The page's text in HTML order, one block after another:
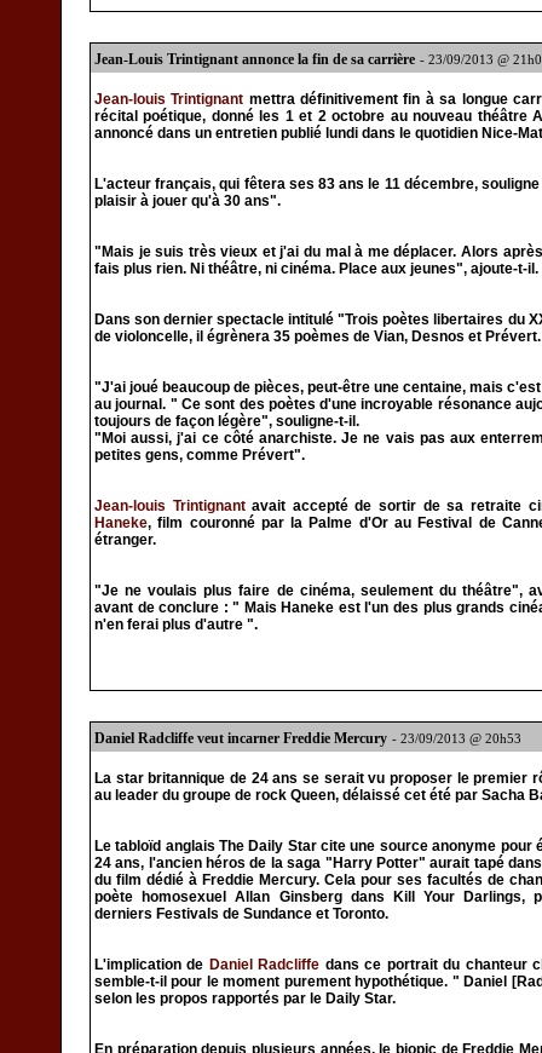
Jean-Louis Trintignant annonce la fin de sa carrière - 23/09/2013 @
Jean-louis Trintignant mettra définitivement fin à sa longue
récital poétique, donné les 1 et 2 octobre au nouveau théâtre
annoncé dans un entretien publié lundi dans le quotidien Nice-
L'acteur français, qui fêtera ses 83 ans le 11 décembre,
plaisir à jouer qu'à 30 ans".
"Mais je suis très vieux et j'ai du mal à me déplacer. Alors
fais plus rien. Ni théâtre, ni cinéma. Place aux jeunes", ajoute-t-il.
Dans son dernier spectacle intitulé "Trois poètes libertaires du
de violoncelle, il égrènera 35 poèmes de Vian, Desnos et Prévert.
"J'ai joué beaucoup de pièces, peut-être une centaine, mais
au journal. " Ce sont des poètes d'une incroyable résonance
toujours de façon légère", souligne-t-il.
"Moi aussi, j'ai ce côté anarchiste. Je ne vais pas aux
petites gens, comme Prévert".
Jean-louis Trintignantavait accepté de sortir de sa retraite
Haneke, film couronné par la Palme d'Or au Festival de
étranger.
"Je ne voulais plus faire de cinéma, seulement du théâtre",
avant de conclure : " Mais Haneke est l'un des plus grands
n'en ferai plus d'autre ".
Daniel Radcliffe veut incarner Freddie Mercury - 23/09/2013 @ 20h53
La star britannique de 24 ans se serait vu proposer le premier
au leader du groupe de rock Queen, délaissé cet été par Sacha
Le tabloïd anglais The Daily Star cite une source anonyme pour
24 ans, l'ancien héros de la saga "Harry Potter" aurait tapé
du film dédié à Freddie Mercury. Cela pour ses facultés de
poète homosexuel Allan Ginsberg dans Kill Your Darlings,
derniers Festivals de Sundance et Toronto.
L'implication de Daniel Radcliffe dans ce portrait du chanteur
semble-t-il pour le moment purement hypothétique. " Daniel
selon les propos rapportés par le Daily Star.
En préparation depuis plusieurs années, le biopic de Freddie